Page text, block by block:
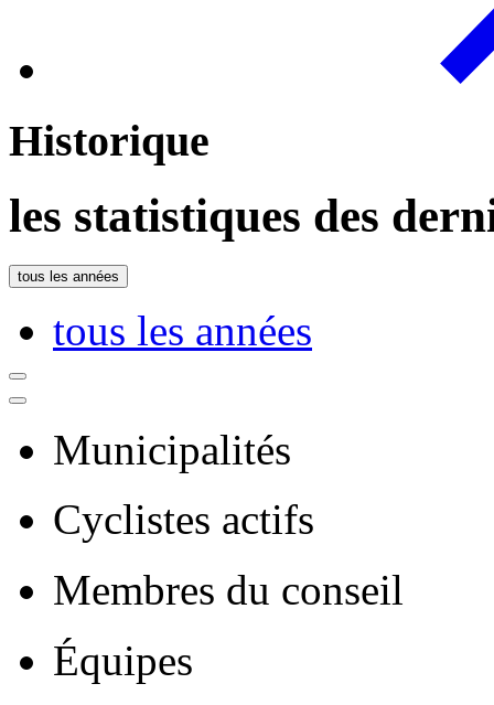
Historique
les statistiques des
tous les années
tous les années
Municipalités
Cyclistes actifs
Membres du conseil
Équipes